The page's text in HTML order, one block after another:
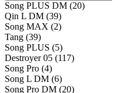
Song PLUS DM (20)
Qin L DM (39)
Song MAX (2)
Tang (39)
Song PLUS (5)
Destroyer 05 (117)
Song Pro (4)
Song L DM (6)
Song Pro DM (20)